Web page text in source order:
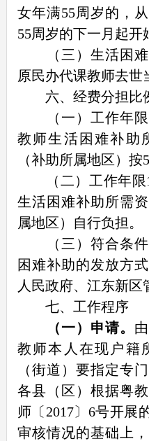
女年满55周岁的，
55周岁的下一月起开
（三）生活困难
原民办代课教师去世
六、经费分担比
（一）工作年限
教师生活困难补助
（补助所属地区）按
（二）工作年限
生活困难补助所需
属地区）自行负担。
（三）符合条件
困难补助的发放方
人民政府、江东新区
七、工作程序
（一）申请。
教师本人在现户籍
（街道）要指定专
各县（区）根据粤
师〔2017〕6号开展
审核情况的基础上